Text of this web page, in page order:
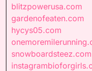
blitzpowerusa.com
gardenofeaten.com
hycys05.com
snowboardsteez.com